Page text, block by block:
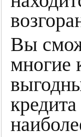
Вы
многие